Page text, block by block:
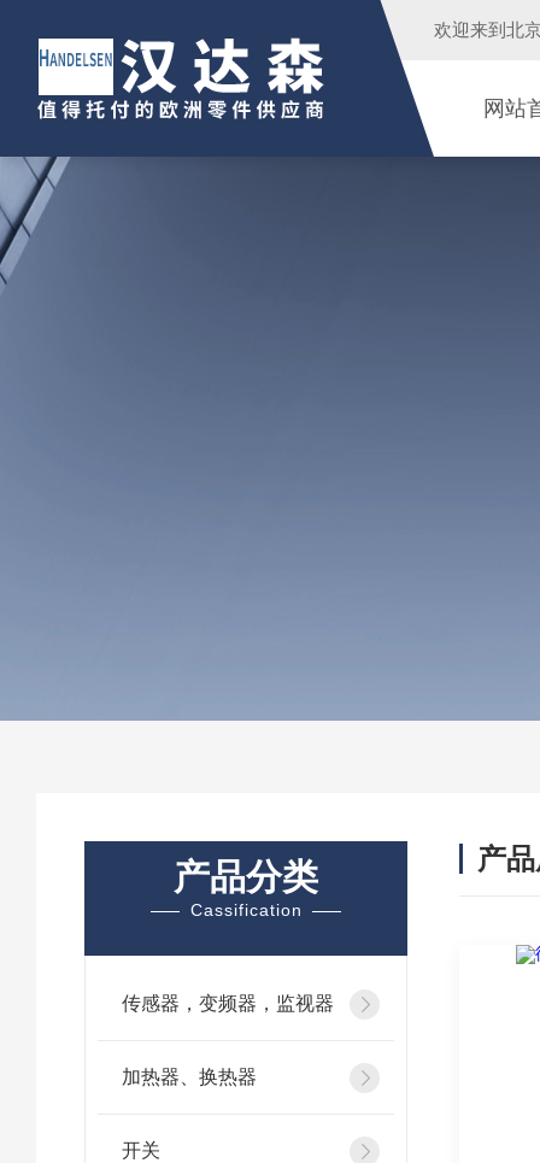
欢迎来到 北
网站
产品分类
Cassification
传感器，变频器，监视器
加热器、换热器
开关
产